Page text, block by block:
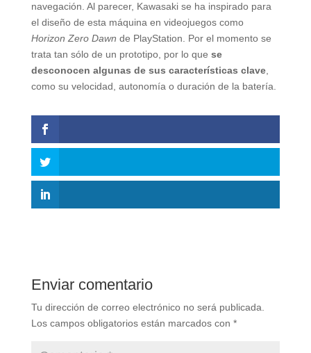
navegación. Al parecer, Kawasaki se ha inspirado para
el diseño de esta máquina en videojuegos como
Horizon Zero Dawn de PlayStation. Por el momento se
trata tan sólo de un prototipo, por lo que se
desconocen algunas de sus características clave,
como su velocidad, autonomía o duración de la batería.
Enviar comentario
Tu dirección de correo electrónico no será publicada.
Los campos obligatorios están marcados con *